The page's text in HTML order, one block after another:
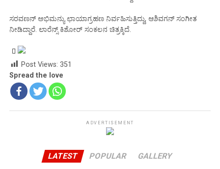
ಸರವಣನ್ ಅಭಿಮನ್ಯು ಛಾಯಾಗ್ರಹಣ ನಿರ್ವಹಿಸುತ್ತಿದ್ದು, ಆಶಿವಗನ್ ಸಂಗೀತ
ನೀಡಿದ್ದಾರೆ. ಲಾರೆನ್ಸ್ ಕಿಶೋರ್ ಸಂಕಲನ ಚಿತ್ರಕ್ಕಿದೆ.
Post Views: 351
Spread the love
ADVERTISEMENT
LATEST POPULAR GALLERY